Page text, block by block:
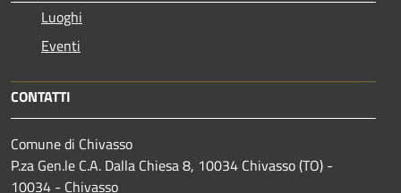
Luoghi
Eventi
CONTATTI
Comune di Chivasso
P.za Gen.le C.A. Dalla Chiesa 8, 10034 Chivasso (TO) -
10034 - Chivasso